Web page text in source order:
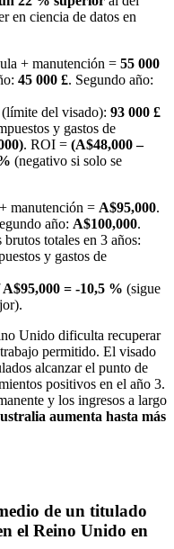
en ciencia de datos en
+ manutención = 55 000
45 000 £. Segundo año:
del visado): 93 000 £
y gastos de
. ROI = (A$48,000 –
(negativo si solo se
manutención = A$95,000.
año: A$100,000.
brutos totales en 3 años:
y gastos de
= -10,5 % (sigue
Unido dificulta recuperar
permitido. El visado
alcanzar el punto de
positivos en el año 3.
y los ingresos a largo
aumenta hasta más
de un titulado
el Reino Unido en